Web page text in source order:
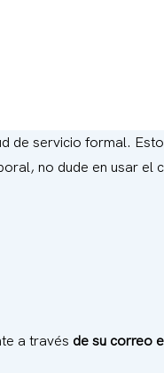
de servicio formal.
no dude en usar el
a través de su correo